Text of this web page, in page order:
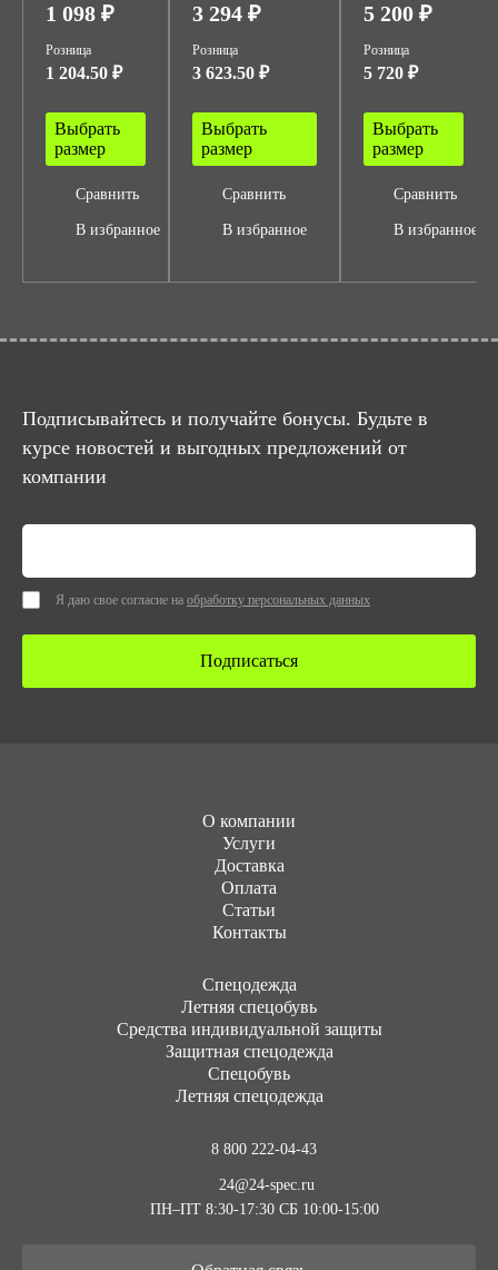
1 098 ₽
Розница
1 204.50 ₽
Выбрать
размер
Сравнить
В избранное
3 294 ₽
Розница
3 623.50 ₽
Выбрать
размер
Сравнить
В избранное
5 200 ₽
Розница
5 720 ₽
Выбрать
размер
Сравнить
В избранное
Подписывайтесь и получайте бонусы. Будьте в
курсе новостей и выгодных предложений от
компании
Я даю свое согласие на обработку персональных данных
Подписаться
О компании
Услуги
Доставка
Оплата
Статьи
Контакты
Cпецодежда
Летняя спецобувь
Средства индивидуальной защиты
Защитная спецодежда
Спецобувь
Летняя спецодежда
8 800 222-04-43
24@24-spec.ru
ПН–ПТ 8:30-17:30 СБ 10:00-15:00